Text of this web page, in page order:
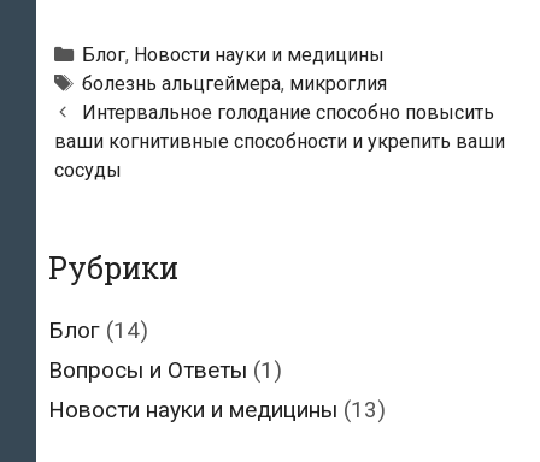
Рубрики
Блог, Новости науки и медицины
Тэги
болезнь альцгеймера, микроглия
Навигация
по
записям
Интервальное голодание способно повысить
ваши когнитивные способности и укрепить ваши
сосуды
Рубрики
Блог (14)
Вопросы и Ответы (1)
Новости науки и медицины (13)